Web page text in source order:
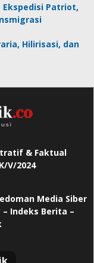
Patriot,
Hilirisasi, dan
& Faktual
V/2024
Media Siber
– Indeks Berita –